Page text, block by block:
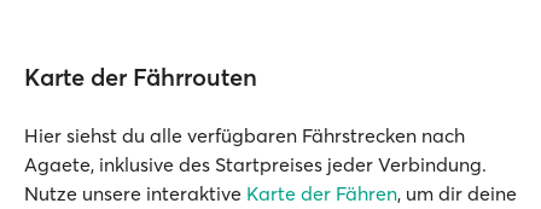
Karte der Fährrouten
Hier siehst du alle verfügbaren Fährstrecken nach
Agaete, inklusive des Startpreises jeder Verbindung.
Nutze unsere interaktive Karte der Fähren, um dir deine